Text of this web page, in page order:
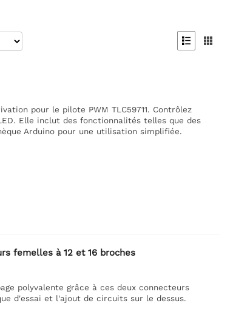
 
pour le pilote PWM TLC59711. Contrôlez
Elle inclut des fonctionnalités telles que des
Arduino pour une utilisation simplifiée.
femelles à 12 et 16 broches
polyvalente grâce à ces deux connecteurs
d'essai et l'ajout de circuits sur le dessus.